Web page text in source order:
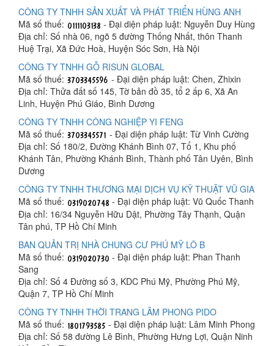
CÔNG TY TNHH SẢN XUẤT VÀ PHÁT TRIỂN HÙNG ANH
Mã số thuế:
- Đại diện pháp luật: Nguyễn Duy Hùng
Địa chỉ: Số nhà 06, ngõ 5 đường Thống Nhất, thôn Thanh
Huệ Trại, Xã Đức Hoà, Huyện Sóc Sơn, Hà Nội
CÔNG TY TNHH GỖ RISUN GLOBAL
Mã số thuế:
- Đại diện pháp luật: Chen, Zhixin
Địa chỉ: Thửa đất số 145, Tờ bản đồ 35, tổ 2 ấp 6, Xã An
Linh, Huyện Phú Giáo, Bình Dương
CÔNG TY TNHH CÔNG NGHIỆP YI FENG
Mã số thuế:
- Đại diện pháp luật: Từ Vinh Cường
Địa chỉ: Số 180/2, Đường Khánh Bình 07, Tổ 1, Khu phố
Khánh Tân, Phường Khánh Bình, Thành phố Tân Uyên, Bình
Dương
CÔNG TY TNHH THƯƠNG MẠI DỊCH VỤ KỸ THUẬT VŨ GIA
Mã số thuế:
- Đại diện pháp luật: Vũ Quốc Thanh
Địa chỉ: 16/34 Nguyễn Hữu Dật, Phường Tây Thạnh, Quận
Tân phú, TP Hồ Chí Minh
BAN QUẢN TRỊ NHÀ CHUNG CƯ PHÚ MỸ LÔ B
Mã số thuế:
- Đại diện pháp luật: Phan Thanh
Sang
Địa chỉ: Số 4 Đường số 3, KDC Phú Mỹ, Phường Phú Mỹ,
Quận 7, TP Hồ Chí Minh
CÔNG TY TNHH THỜI TRANG LÂM PHONG PIDO
Mã số thuế:
- Đại diện pháp luật: Lâm Minh Phong
Địa chỉ: Số 58 đường Lê Bình, Phường Hưng Lợi, Quận Ninh